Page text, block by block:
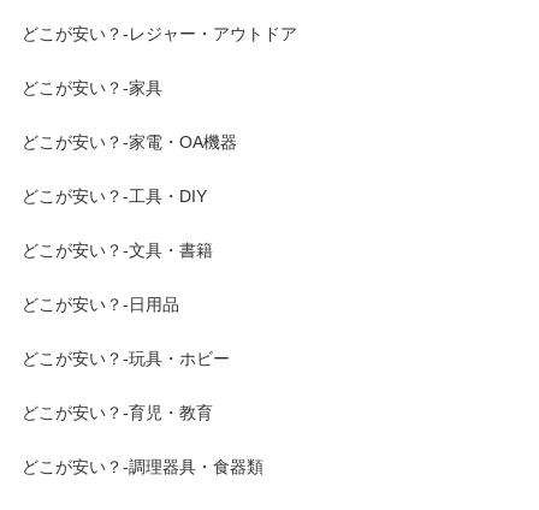
どこが安い？-レジャー・アウトドア
どこが安い？-家具
どこが安い？-家電・OA機器
どこが安い？-工具・DIY
どこが安い？-文具・書籍
どこが安い？-日用品
どこが安い？-玩具・ホビー
どこが安い？-育児・教育
どこが安い？-調理器具・食器類